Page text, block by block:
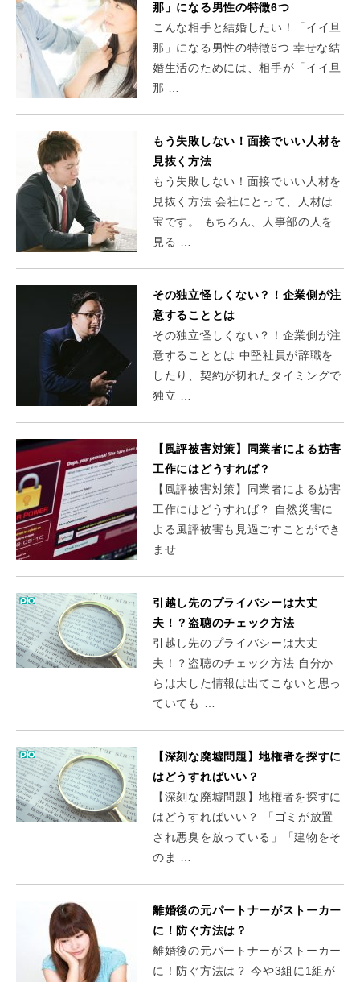
那」になる男性の特徴6つ
こんな相手と結婚したい！「イイ旦
那」になる男性の特徴6つ 幸せな結
婚生活のためには、相手が「イイ旦
那 …
もう失敗しない！面接でいい人材を
見抜く方法
もう失敗しない！面接でいい人材を
見抜く方法 会社にとって、人材は
宝です。 もちろん、人事部の人を
見る …
その独立怪しくない？！企業側が注
意することとは
その独立怪しくない？！企業側が注
意することとは 中堅社員が辞職を
したり、契約が切れたタイミングで
独立 …
【風評被害対策】同業者による妨害
工作にはどうすれば？
【風評被害対策】同業者による妨害
工作にはどうすれば？ 自然災害に
よる風評被害も見過ごすことができ
ませ …
引越し先のプライバシーは大丈
夫！？盗聴のチェック方法
引越し先のプライバシーは大丈
夫！？盗聴のチェック方法 自分か
らは大した情報は出てこないと思っ
ていても …
【深刻な廃墟問題】地権者を探すに
はどうすればいい？
【深刻な廃墟問題】地権者を探すに
はどうすればいい？ 「ゴミが放置
され悪臭を放っている」「建物をそ
のま …
離婚後の元パートナーがストーカー
に！防ぐ方法は？
離婚後の元パートナーがストーカー
に！防ぐ方法は？ 今や3組に1組が